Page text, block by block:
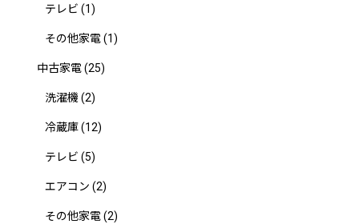
テレビ (1)
その他家電(1)
中古家電(25)
洗濯機(2)
冷蔵庫(12)
テレビ (5)
エアコン (2)
その他家電(2)